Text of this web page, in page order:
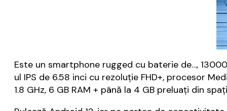
Este un smartphone rugged cu baterie de…,
ul IPS de 6.58 inci cu rezoluție FHD+, procesor
1.8 GHz, 6 GB RAM + până la 4 GB preluați din